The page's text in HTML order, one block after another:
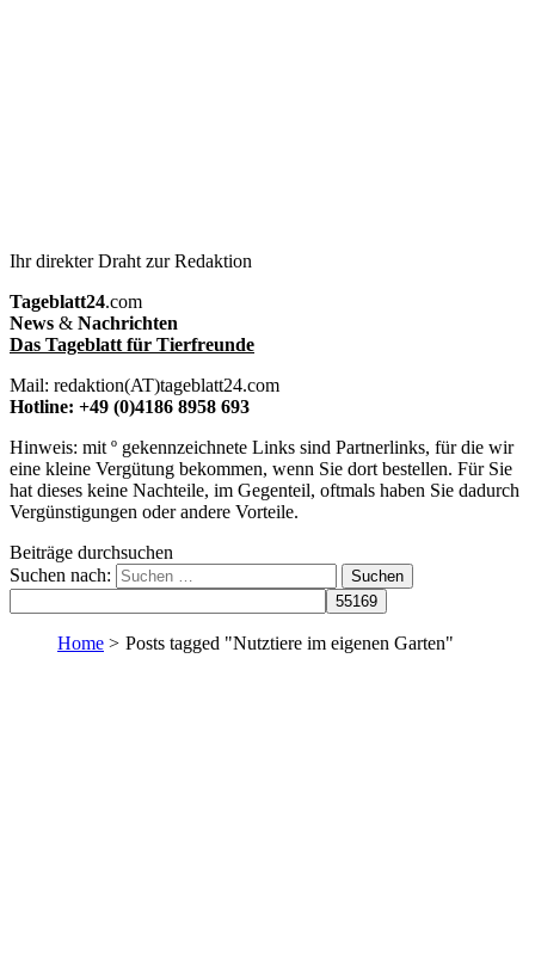
Ihr direkter Draht zur Redaktion
Tageblatt24.com
News & Nachrichten
Das Tageblatt für Tierfreunde
Mail: redaktion(AT)tageblatt24.com
Hotline: +49 (0)4186 8958 693
Hinweis: mit º gekennzeichnete Links sind Partnerlinks, für die wir
eine kleine Vergütung bekommen, wenn Sie dort bestellen. Für Sie
hat dieses keine Nachteile, im Gegenteil, oftmals haben Sie dadurch
Vergünstigungen oder andere Vorteile.
Beiträge durchsuchen
Suchen nach:
Home > Posts tagged "Nutztiere im eigenen Garten"